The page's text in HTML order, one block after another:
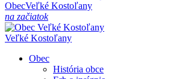
ObecVeľké Kostoľany
na začiatok
Veľké Kostoľany
Obec
História obce